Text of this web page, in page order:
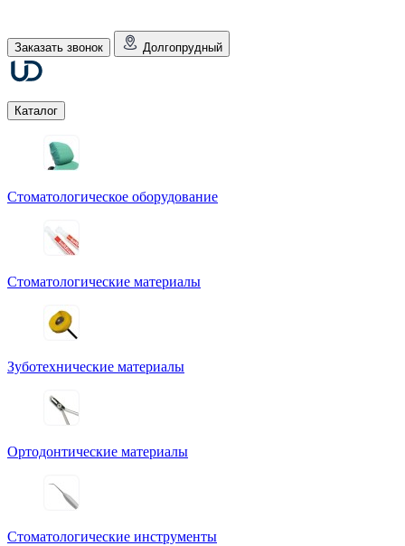
Заказать звонок Долгопрудный
Каталог
Стоматологическое оборудование
Стоматологические материалы
Зуботехнические материалы
Ортодонтические материалы
Стоматологические инструменты